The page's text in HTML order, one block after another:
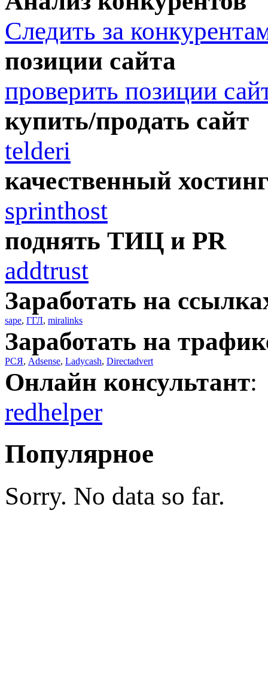
Следить за
позиции сайта
проверить позиции
купить/продать сайт
telderi
качественный
sprinthost
поднять ТИЦ и PR
addtrust
Заработать на
sape, ГГЛ, miralinks
Заработать на
РСЯ, Adsense, Ladycash, Directadvert
Онлайн консультант:
redhelper
Популярное
Sorry. No data so far.